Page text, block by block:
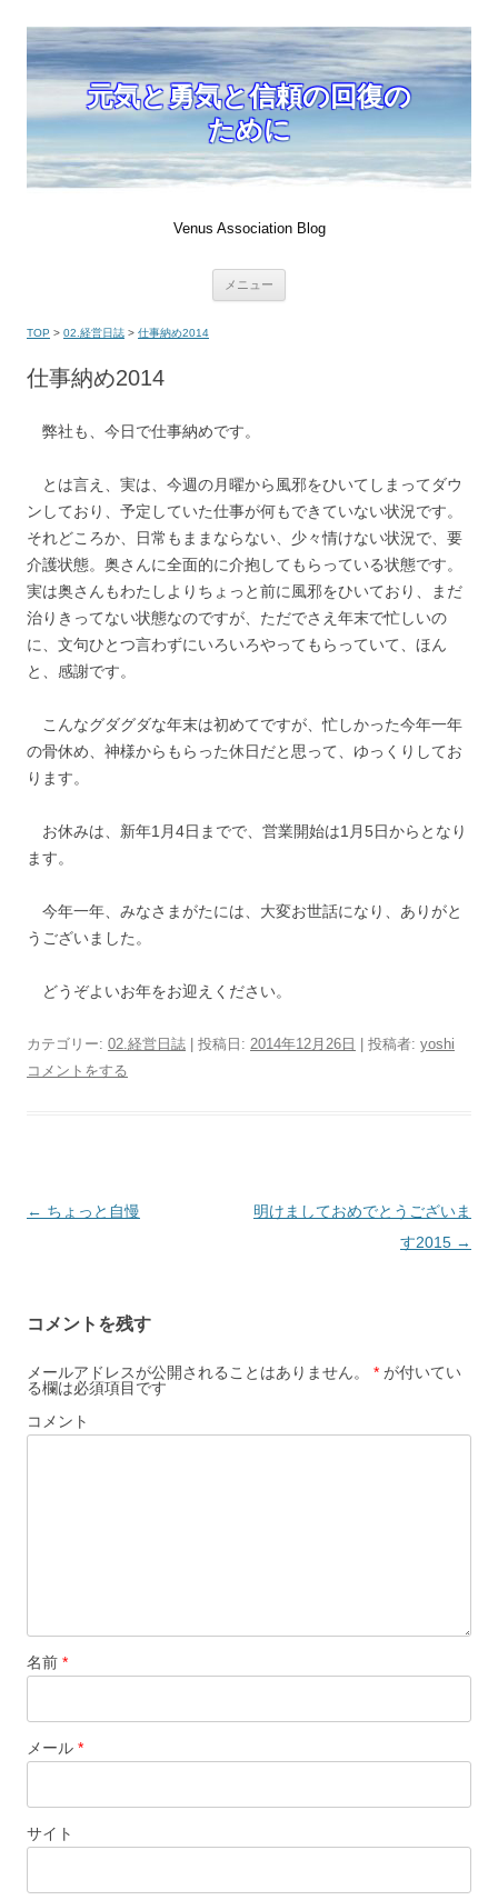
元気と勇気と信頼の回復の
ために
Venus Association Blog
メニュー
TOP > 02.経営日誌 > 仕事納め2014
仕事納め2014
弊社も、今日で仕事納めです。
とは言え、実は、今週の月曜から風邪をひいてしまってダウ
ンしており、予定していた仕事が何もできていない状況です。
それどころか、日常もままならない、少々情けない状況で、要
介護状態。奥さんに全面的に介抱してもらっている状態です。
実は奥さんもわたしよりちょっと前に風邪をひいており、まだ
治りきってない状態なのですが、ただでさえ年末で忙しいの
に、文句ひとつ言わずにいろいろやってもらっていて、ほん
と、感謝です。
こんなグダグダな年末は初めてですが、忙しかった今年一年
の骨休め、神様からもらった休日だと思って、ゆっくりしてお
ります。
お休みは、新年1月4日までで、営業開始は1月5日からとなり
ます。
今年一年、みなさまがたには、大変お世話になり、ありがと
うございました。
どうぞよいお年をお迎えください。
カテゴリー: 02.経営日誌 | 投稿日: 2014年12月26日 投稿者: yoshi
コメントをする
投
ゲ
ー
シ
ョ
← ちょっと自慢
明けましておめでとうございま
す2015 →
コメントを残す
メールアドレスが公開されることはありません。 * が付いてい
る欄は必須項目です
コメント
名前 *
メール *
サイト